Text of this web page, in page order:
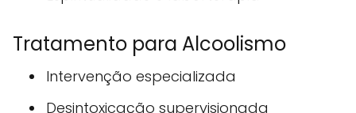
Tratamento para Alcoolismo
Intervenção especializada
Desintoxicação supervisionada